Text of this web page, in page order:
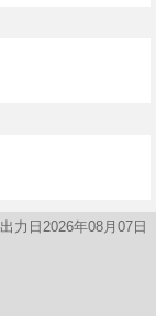
出力日2026年08月07日